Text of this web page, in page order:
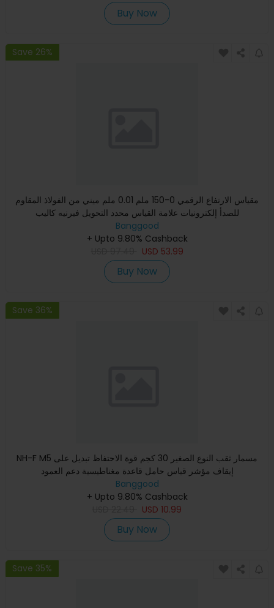
Buy Now
Save 26%
مقياس الارتفاع الرقمي 0-150 ملم 0.01 ملم ميني من الفولاذ المقاوم
للصدأ إلكترونيات علامة القياس محدد التحويل فيرنيه كاليب
Banggood
+ Upto 9.80% Cashback
USD 53.99
Buy Now
Save 36%
NH-F M5 مسمار ثقب النوع الصغير 30 كجم قوة الاحتفاظ تبديل على
إيقاف مؤشر قياس حامل قاعدة مغناطيسية دعم العمود
Banggood
+ Upto 9.80% Cashback
USD 10.99
Buy Now
Save 35%